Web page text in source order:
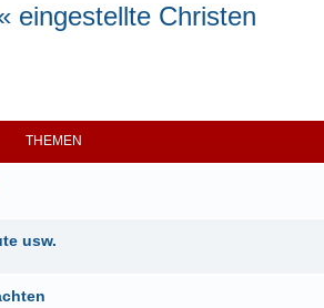
eingestellte Christen
THEMEN
usw.